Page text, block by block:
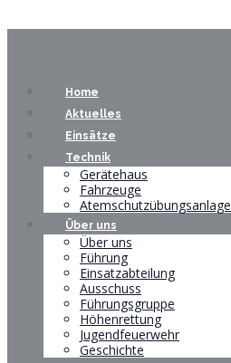
Home
Aktuelles
Einsätze
Technik
Gerätehaus
Fahrzeuge
Atemschutzübungsanlage
Über uns
Über uns
Führung
Einsatzabteilung
Ausschuss
Führungsgruppe
Höhenrettung
Jugendfeuerwehr
Geschichte